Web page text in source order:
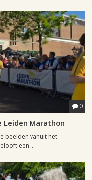
0
Leiden Marathon
beelden vanuit het
een...